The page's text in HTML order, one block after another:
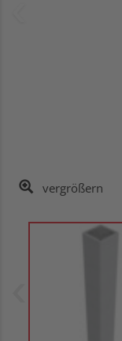
vergrößern